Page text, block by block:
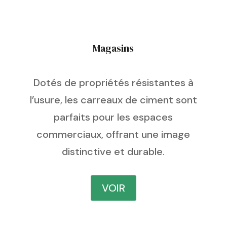
Magasins
Dotés de propriétés résistantes à
l’usure, les carreaux de ciment sont
parfaits pour les espaces
commerciaux, offrant une image
distinctive et durable.
VOIR